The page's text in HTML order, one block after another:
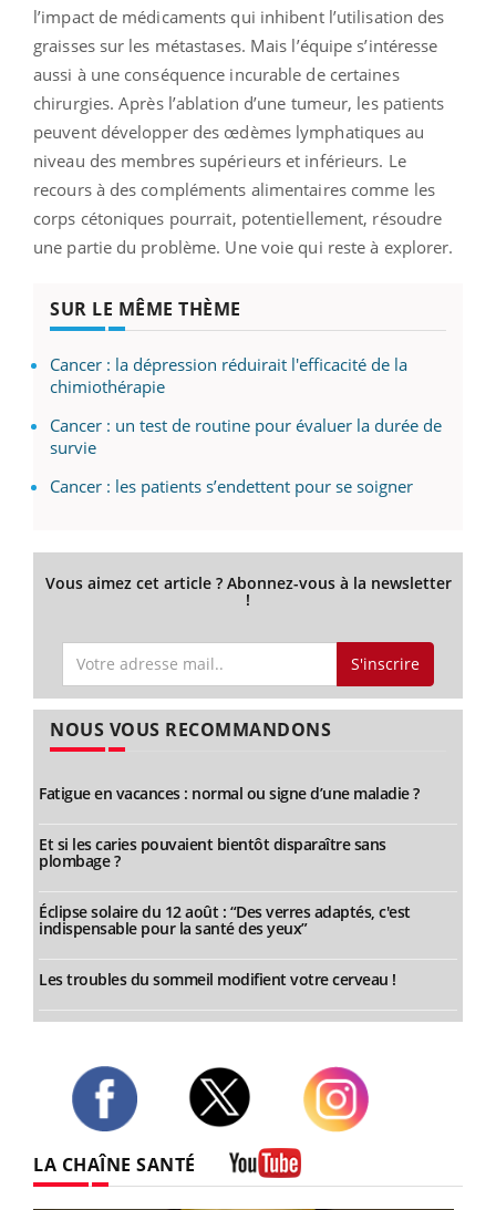
l’impact de médicaments qui inhibent l’utilisation des
graisses sur les métastases. Mais l’équipe s’intéresse
aussi à une conséquence incurable de certaines
chirurgies. Après l’ablation d’une tumeur, les patients
peuvent développer des œdèmes lymphatiques au
niveau des membres supérieurs et inférieurs. Le
recours à des compléments alimentaires comme les
corps cétoniques pourrait, potentiellement, résoudre
une partie du problème. Une voie qui reste à explorer.
SUR LE MÊME THÈME
Cancer : la dépression réduirait l'efficacité de la
chimiothérapie
Cancer : un test de routine pour évaluer la durée de
survie
Cancer : les patients s’endettent pour se soigner
Vous aimez cet article ? Abonnez-vous à la newsletter
!
S'inscrire
NOUS VOUS RECOMMANDONS
Fatigue en vacances : normal ou signe d’une maladie ?
Et si les caries pouvaient bientôt disparaître sans
plombage ?
Éclipse solaire du 12 août : “Des verres adaptés, c'est
indispensable pour la santé des yeux”
Les troubles du sommeil modifient votre cerveau !
LA CHAÎNE SANTÉ